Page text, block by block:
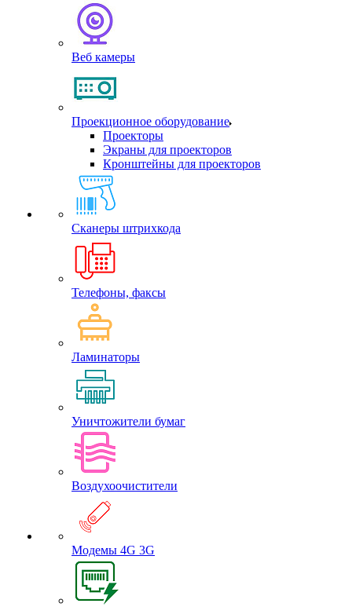
Веб камеры
Проекционное оборудование
Проекторы
Экраны для проекторов
Кронштейны для проекторов
Сканеры штрихкода
Телефоны, факсы
Ламинаторы
Уничтожители бумаг
Воздухоочистители
Модемы 4G 3G